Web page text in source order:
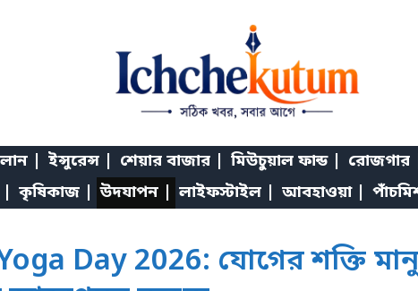
| ইন্সুরেন্স | শেয়ার বাজার | মিউচুয়াল ফান্ড | রোজগার |
কৃষিকাজ | উদযাপন | লাইফস্টাইল | আবহাওয়া |
Day 2026: যোগের শক্তি